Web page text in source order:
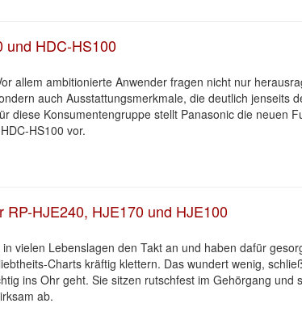
und HDC-HS100
allem ambitionierte Anwender fragen nicht nur
auch Ausstattungsmerkmale, die deutlich jenseits
diese Konsumentengruppe stellt Panasonic die neuen
HS100 vor.
RP-HJE240, HJE170 und HJE100
vielen Lebenslagen den Takt an und haben dafür
Charts kräftig klettern. Das wundert wenig,
ins Ohr geht. Sie sitzen rutschfest im Gehörgang und
ab.